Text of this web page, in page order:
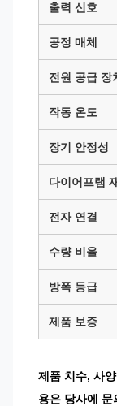
출력 신호
공정 매체
전원 공급 장
작동 온도
장기 안정성
다이어프램
전자 연결
수량 비율
방폭 등급
제품 보증
제품 치수, 사
용은 당사에 문